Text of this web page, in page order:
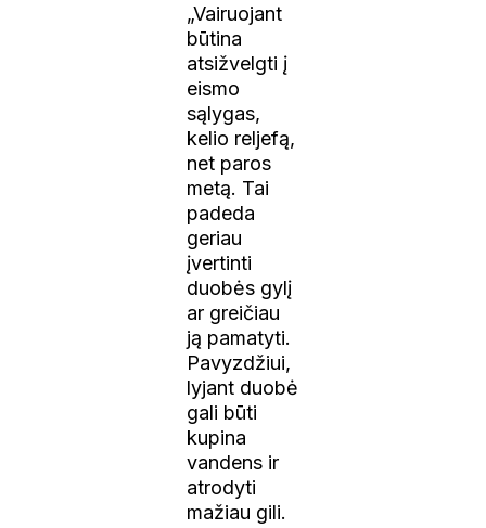
„Vairuojant
būtina
atsižvelgti į
eismo
sąlygas,
kelio reljefą,
net paros
metą. Tai
padeda
geriau
įvertinti
duobės gylį
ar greičiau
ją pamatyti.
Pavyzdžiui,
lyjant duobė
gali būti
kupina
vandens ir
atrodyti
mažiau gili.